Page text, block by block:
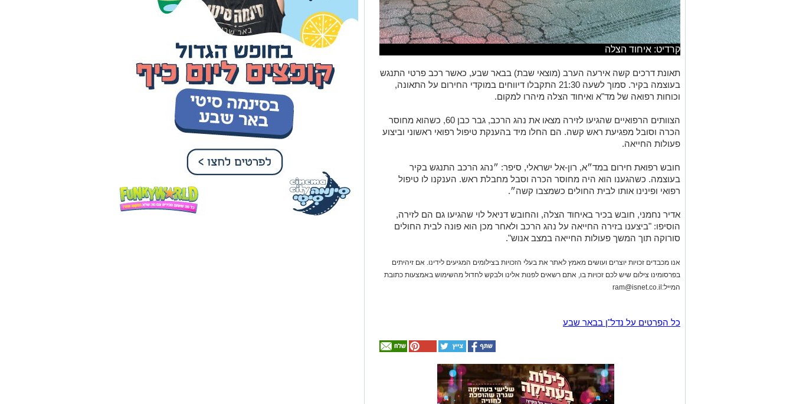
קרדיט: איחוד הצלה
תאונת דרכים קשה אירעה הערב (מוצאי שבת) בבאר שבע, כאשר רכב פרטי התנגש
בעוצמה בקיר. סמוך לשעה 21:30 התקבלו דיווחים במוקדי החירום על התאונה,
וכוחות רפואה של מד"א ואיחוד הצלה מיהרו למקום.
​הצוותים הרפואיים שהגיעו לזירה מצאו את נהג הרכב, גבר כבן 60, כשהוא מחוסר
הכרה וסובל מפגיעת ראש קשה. הם החלו מיד בהענקת טיפול רפואי ראשוני וביצוע
פעולות החייאה.
​חובש רפואת חירום במד״א, רון-אל ישראלי, סיפר: ״נהג הרכב התנגש בקיר
בעוצמה. כשהגענו הוא היה מחוסר הכרה וסבל מחבלת ראש. הענקנו לו טיפול
רפואי ופינינו אותו לבית החולים כשמצבו קשה״.
​אדיר נחמני, חובש בכיר באיחוד הצלה, והחובש דניאל לוי שהגיעו גם הם לזירה,
הוסיפו: "ביצענו בזירה החייאה על נהג הרכב ולאחר מכן הוא פונה לבית החולים
סורוקה תוך המשך פעולות החייאה במצב אנוש".
אנו מכבדים זכויות יוצרים ועושים מאמץ לאתר את בעלי הזכויות בצילומים המגיעים לידינו. אם זיהיתים
בפרסומינו צילום שיש לכם זכויות בו, אתם רשאים לפנות אלינו ולבקש לחדול מהשימוש באמצעות כתובת
המייל: ram@isnet.co.il
כל הפרטים על נדל"ן בבאר שבע